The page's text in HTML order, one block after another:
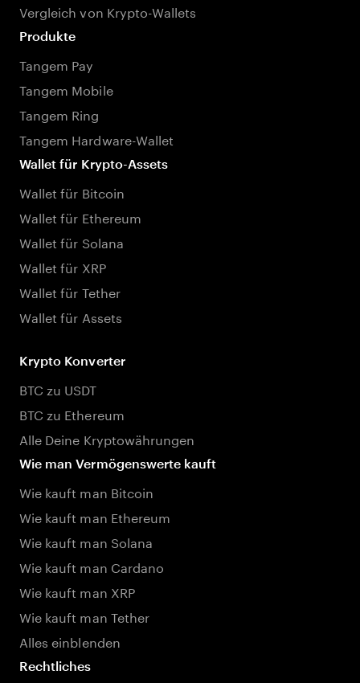
Vergleich von Krypto-Wallets
Produkte
Tangem Pay
Tangem Mobile
Tangem Ring
Tangem Hardware-Wallet
Wallet für Krypto-Assets
Wallet für Bitcoin
Wallet für Ethereum
Wallet für Solana
Wallet für XRP
Wallet für Tether
Wallet für Assets
Krypto Konverter
BTC zu USDT
BTC zu Ethereum
Alle Deine Kryptowährungen
Wie man Vermögenswerte kauft
Wie kauft man Bitcoin
Wie kauft man Ethereum
Wie kauft man Solana
Wie kauft man Cardano
Wie kauft man XRP
Wie kauft man Tether
Alles einblenden
Rechtliches